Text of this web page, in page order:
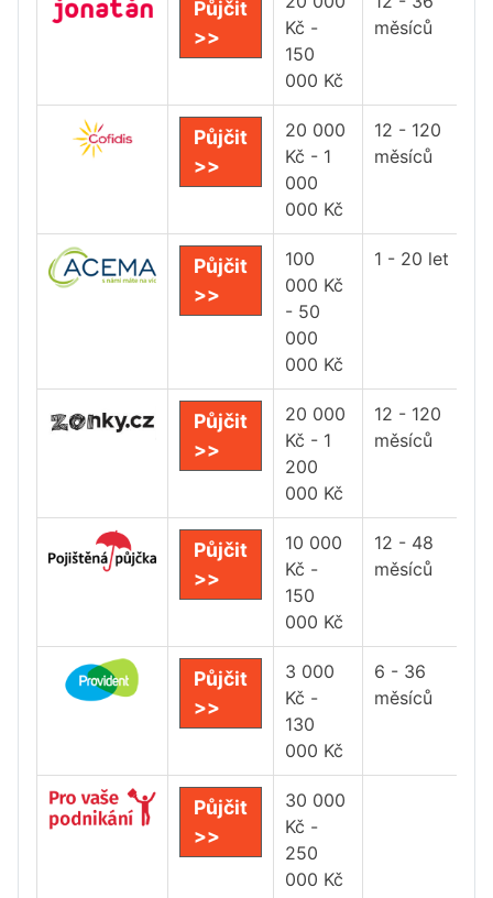
Půjčit
>>
Kč -
150
000 Kč
měsíců
Půjčit
>>
20 000
Kč - 1
000
000 Kč
12 - 120
měsíců
Půjčit
>>
100
000 Kč
- 50
000
000 Kč
1 - 20 let
Půjčit
>>
20 000
Kč - 1
200
000 Kč
12 - 120
měsíců
Půjčit
>>
10 000
Kč -
150
000 Kč
12 - 48
měsíců
Půjčit
>>
3 000
Kč -
130
000 Kč
6 - 36
měsíců
Půjčit
>>
30 000
Kč -
250
000 Kč